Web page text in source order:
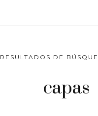
RESULTADOS DE
capas